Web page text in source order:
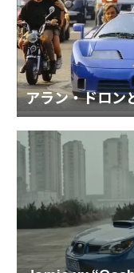
アラン・ドロン